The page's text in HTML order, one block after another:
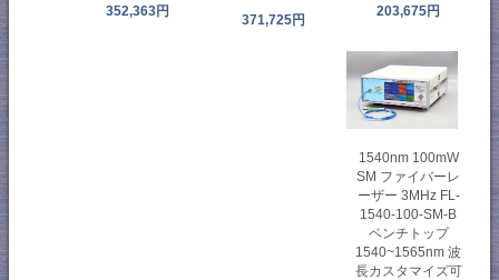
352,363円
371,725円
203,675円
1540nm 100mW
SM ファイバーレ
ーザー 3MHz FL-
1540-100-SM-B
ベンチトップ
1540~1565nm 波
長カスタマイズ可